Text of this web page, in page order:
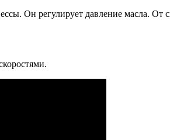
Он регулирует давление масла. От